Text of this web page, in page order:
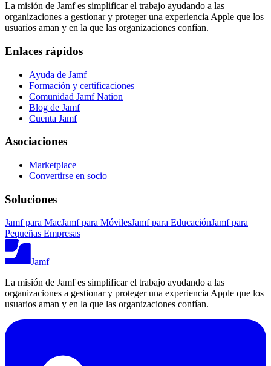
La misión de Jamf es simplificar el trabajo ayudando a las
organizaciones a gestionar y proteger una experiencia Apple que los
usuarios aman y en la que las organizaciones confían.
Enlaces rápidos
Ayuda de Jamf
Formación y certificaciones
Comunidad Jamf Nation
Blog de Jamf
Cuenta Jamf
Asociaciones
Marketplace
Convertirse en socio
Soluciones
Jamf para MacJamf para MóvilesJamf para EducaciónJamf para
Pequeñas Empresas
Jamf
La misión de Jamf es simplificar el trabajo ayudando a las
organizaciones a gestionar y proteger una experiencia Apple que los
usuarios aman y en la que las organizaciones confían.